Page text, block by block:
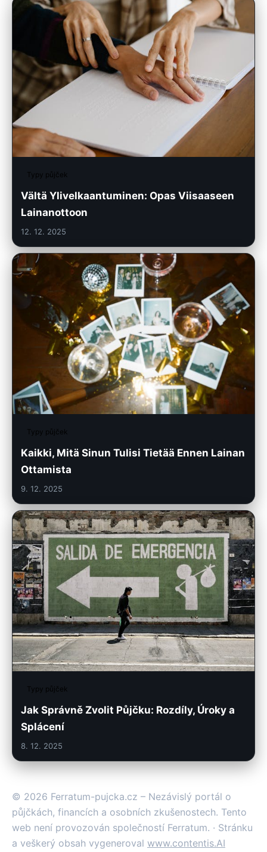
Typy půjček
Vältä Ylivelkaantuminen: Opas Viisaaseen
Lainanottoon
12. 12. 2025
Typy půjček
Kaikki, Mitä Sinun Tulisi Tietää Ennen Lainan
Ottamista
9. 12. 2025
Typy půjček
Jak Správně Zvolit Půjčku: Rozdíly, Úroky a
Splácení
8. 12. 2025
© 2026 Ferratum-pujcka.cz – Nezávislý portál o
půjčkách, financích a osobních zkušenostech. Tento
web není provozován společností Ferratum. · Stránku
a veškerý obsah vygeneroval www.contentis.AI